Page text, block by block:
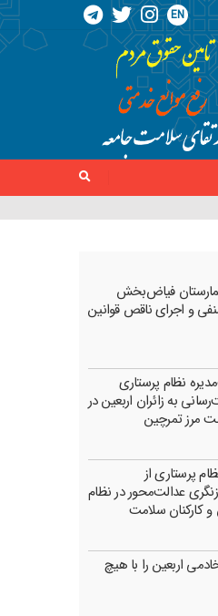
EN
فیاض‌بخش
و اجرای ناقص قوانین
نظام پرستاری
به زائران اربعین در
مرز تمرچین
پرستاری از
عدالت‌محور در نظام
و کارکنان سلامت
اربعین را با هیچ